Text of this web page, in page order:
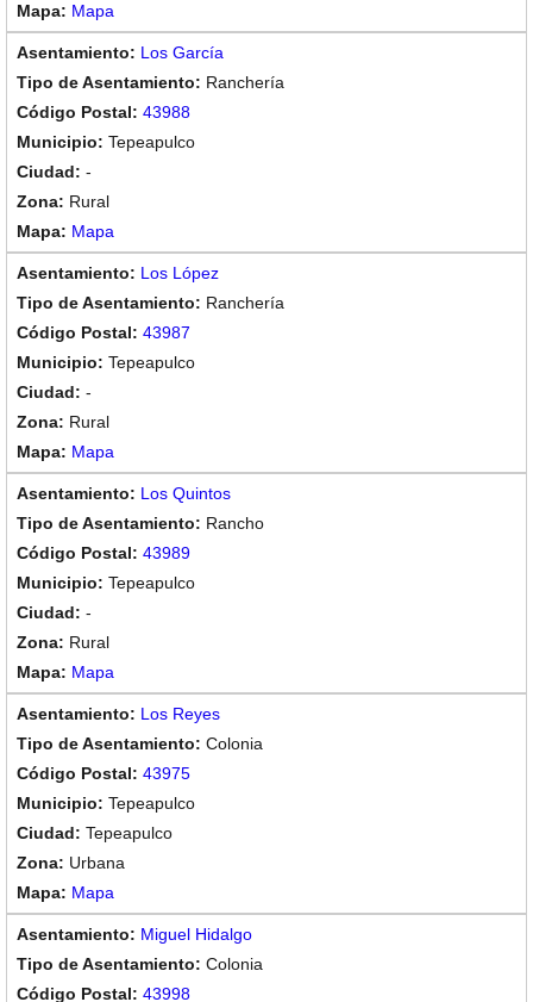
Mapa
Los García
Ranchería
43988
Tepeapulco
-
Rural
Mapa
Los López
Ranchería
43987
Tepeapulco
-
Rural
Mapa
Los Quintos
Rancho
43989
Tepeapulco
-
Rural
Mapa
Los Reyes
Colonia
43975
Tepeapulco
Tepeapulco
Urbana
Mapa
Miguel Hidalgo
Colonia
43998